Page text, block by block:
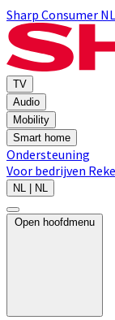
Sharp Consumer NL
TV
Audio
Mobility
Smart home
Ondersteuning
Voor bedrijven
NL | NL
Open hoofdmenu